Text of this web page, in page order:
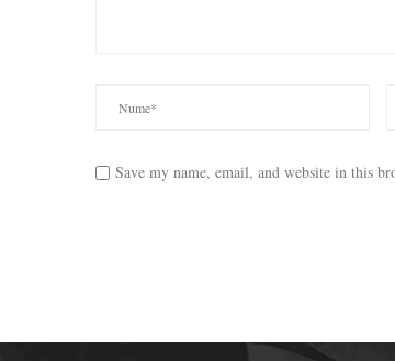
Save my name, email, and website in this